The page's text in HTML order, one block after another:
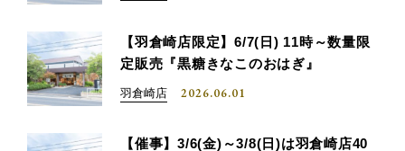
【羽倉崎店限定】6/7(日) 11時～数量限
定販売『黒糖きなこのおはぎ』
羽倉崎店 2026.06.01
【催事】3/6(金)～3/8(日)は羽倉崎店40